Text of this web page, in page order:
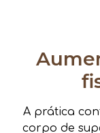
A prática
corpo de